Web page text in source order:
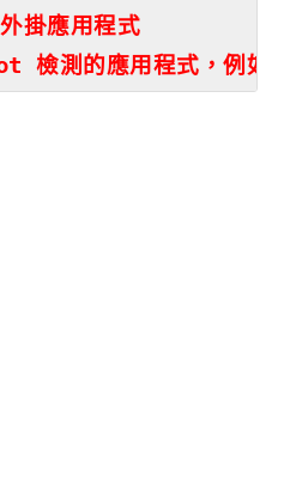
掛應用程式
檢測的應用程式，例如